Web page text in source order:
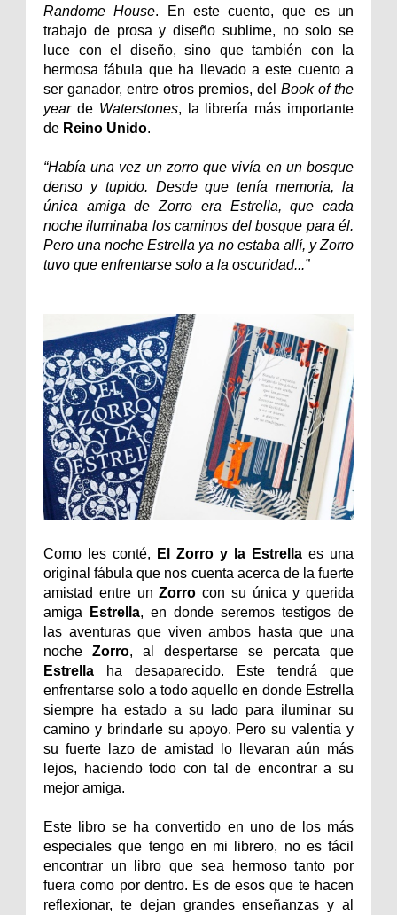
Randome House. En este cuento, que es un
trabajo de prosa y diseño sublime, no solo se
luce con el diseño, sino que también con la
hermosa fábula que ha llevado a este cuento a
ser ganador, entre otros premios, del Book of the
yearde Waterstones, la librería más importante
de Reino Unido.
“Había una vez un zorro que vivía en un bosque
denso y tupido. Desde que tenía memoria, la
única amiga de Zorro era Estrella, que cada
noche iluminaba los caminos del bosque para él.
Pero una noche Estrella ya no estaba allí, y Zorro
tuvo que enfrentarse solo a la oscuridad...”
Como les conté, El Zorro y la Estrella es una
original fábula que nos cuenta acerca de la fuerte
amistad entre unZorro con su única y querida
amiga
Estrella, en donde seremos testigos de
las aventuras que viven ambos hasta que una
noche Zorro, al despertarse se percata que
Estrella
ha desaparecido. Este tendrá que
enfrentarse solo a todo aquello en donde Estrella
siempre ha estado a su lado para iluminar su
camino y brindarle su apoyo. Pero su valentía y
su fuerte lazo de amistad lo llevaran aún más
lejos, haciendo todo con tal de encontrar a su
mejor amiga.
Este libro se ha convertido en uno de los más
especiales que tengo en mi librero, no es fácil
encontrar un libro que sea hermoso tanto por
fuera como por dentro. Es de esos que te hacen
reflexionar, te dejan grandes enseñanzas y al